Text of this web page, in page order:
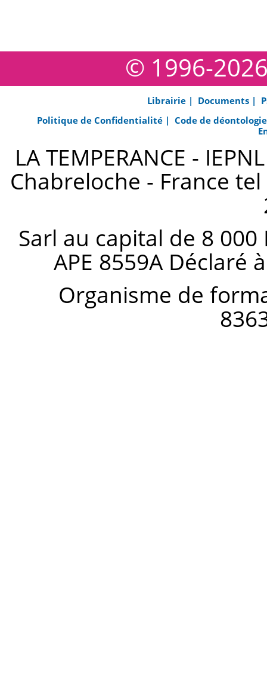
© 1996-2026
Librairie | Documents |
Politique de Confidentialité | Code de
LA TEMPERANCE -
Chabreloche - France
Sarl au capital de 8 000
APE 8559A Déclaré
Organisme de